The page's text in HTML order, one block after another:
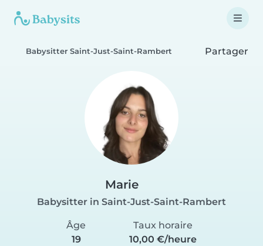
Babysitter Saint-Just-Saint-Rambert Partager
Marie
Babysitter in Saint-Just-Saint-Rambert
Âge
19
Taux horaire
10,00 €/heure